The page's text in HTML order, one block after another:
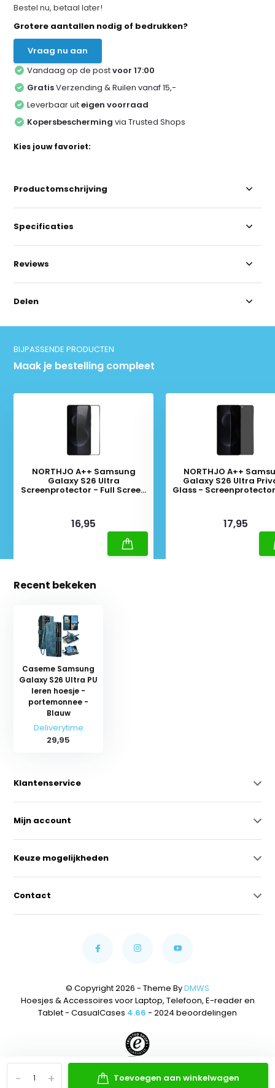
+
- Toevoegen aan winkelwagen
Bestel nu, betaal later!
Grotere aantallen nodig of bedrukken?
Vraag nu aan
Vandaag op de postvoor 17:00
GratisVerzending & Ruilen vanaf 15,-
Leverbaar uiteigen voorraad
Kopersbescherming via Trusted Shops
Kies jouw favoriet:
Productomschrijving
Specificaties
Reviews
Delen
BIJPASSENDE PRODUCTEN
Maak je bestelling compleet
NORTHJO A++ Samsung
Galaxy S26 Ultra
Screenprotector - Full Screen
16,95
NORTHJO A++
Galaxy S26 Ultra
Glass -
17,95
Recent bekeken
Caseme Samsung
Galaxy S26 Ultra PU
leren hoesje -
portemonnee -
Blauw
Deliverytime
29,95
Klantenservice
Mijn account
Keuze mogelijkheden
Contact
© Copyright 2026 - Theme ByDMWS
Hoesjes & Accessoires voor Laptop, Telefoon, E-reader en
Tablet - CasualCases 4.66 - 2024 beoordelingen